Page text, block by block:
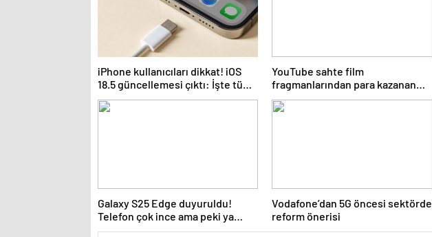
iPhone kullanıcıları dikkat! iOS
18.5 güncellemesi çıktı: İşte tüm
yenilikler
YouTube sahte film
fragmanlarından para kazanan
kanallara müdahale edecek
Galaxy S25 Edge duyuruldu!
Telefon çok ince ama peki ya
batarya?
Vodafone’dan 5G öncesi sektörde
reform önerisi